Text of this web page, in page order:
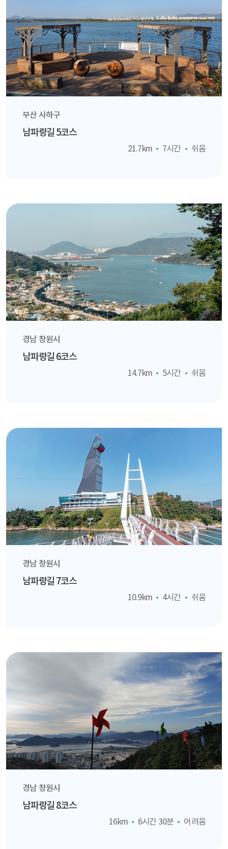
부산 사하구
남파랑길 5코스
21.7km 7시간 쉬움
경남 창원시
남파랑길 6코스
14.7km 5시간 쉬움
경남 창원시
남파랑길 7코스
10.9km 4시간 쉬움
경남 창원시
남파랑길 8코스
16km 6시간 30분 어려움